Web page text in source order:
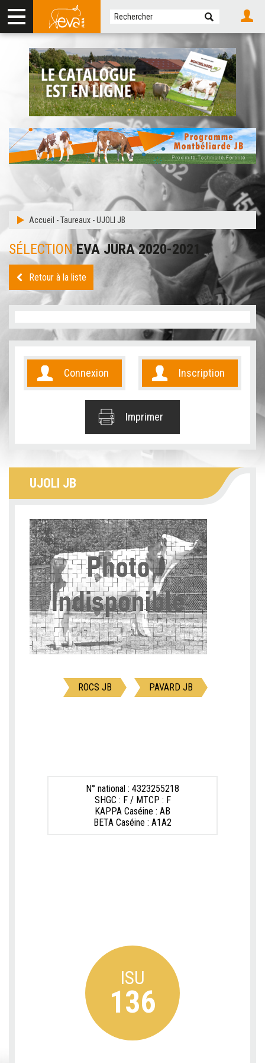
Accueil -Taureaux -UJOLI JB
SÉLECTIONEVA JURA 2020-2021
Retour à la liste
Connexion Inscription
Imprimer
UJOLI JB
ROCS JB PAVARD JB
N° national : 4323255218
SHGC : F / MTCP : F
KAPPA Caséine : AB
BETA Caséine : A1A2
ISU
136